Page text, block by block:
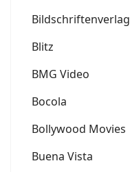
Bildschriftenverlag
Blitz
BMG Video
Bocola
Bollywood Movies
Buena Vista